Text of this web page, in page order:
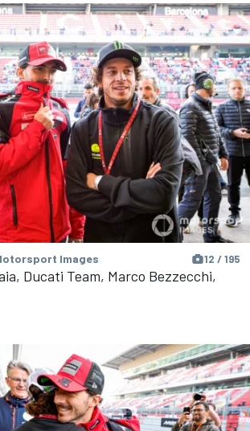
Images 12 / 195
Ducati Team, Marco Bezzecchi,